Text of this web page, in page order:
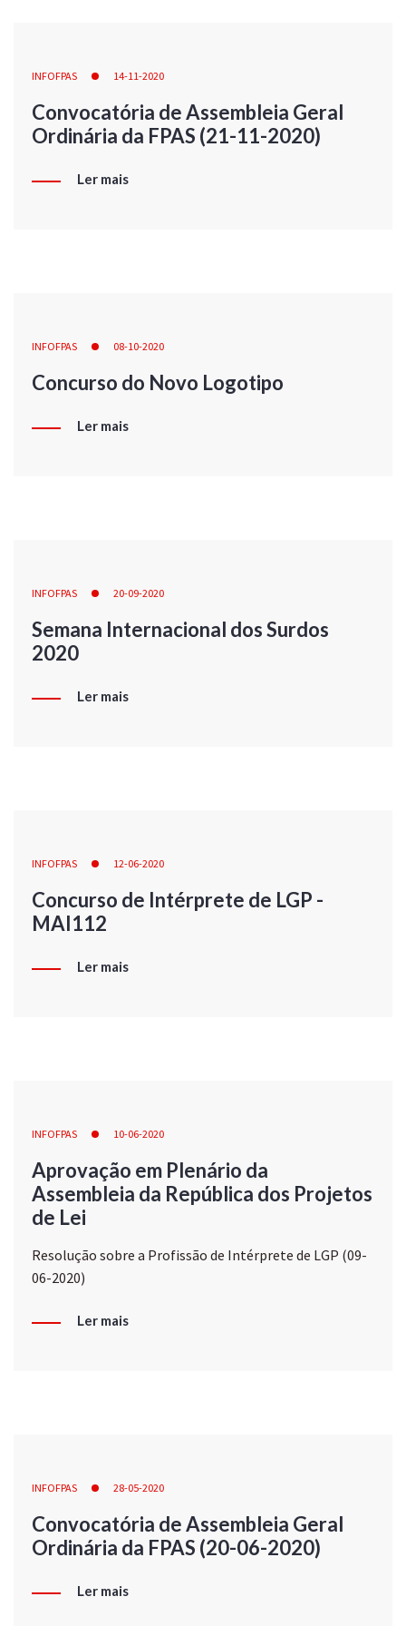
INFOFPAS 14-11-2020
Convocatória de Assembleia Geral
Ordinária da FPAS (21-11-2020)
Ler mais
INFOFPAS 08-10-2020
Concurso do Novo Logotipo
Ler mais
INFOFPAS 20-09-2020
Semana Internacional dos Surdos
2020
Ler mais
INFOFPAS 12-06-2020
Concurso de Intérprete de LGP -
MAI112
Ler mais
INFOFPAS 10-06-2020
Aprovação em Plenário da
Assembleia da República dos Projetos
de Lei
Resolução sobre a Profissão de Intérprete de LGP (09-
06-2020)
Ler mais
INFOFPAS 28-05-2020
Convocatória de Assembleia Geral
Ordinária da FPAS (20-06-2020)
Ler mais